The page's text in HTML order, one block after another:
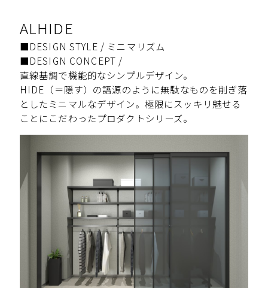
ALHIDE
■DESIGN STYLE / ミニマリズム
■DESIGN CONCEPT /
直線基調で機能的なシンプルデザイン。
HIDE（＝隠す）の語源のように無駄なものを削ぎ落
としたミニマルなデザイン。極限にスッキリ魅せる
ことにこだわったプロダクトシリーズ。